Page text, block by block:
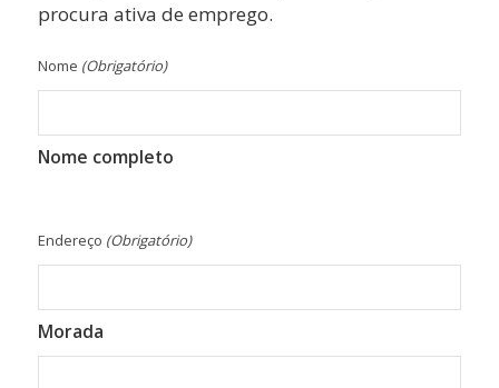
procura ativa de emprego.
Nome (Obrigatório)
Nome completo
Endereço (Obrigatório)
Morada